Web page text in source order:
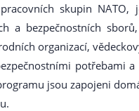
skupin
a bezpečnostních
organizací,
potřebami
jsou zapojeni